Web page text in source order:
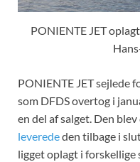
PONIENTE JET
PONIENTE JET sejlede
som DFDS overtog i
en del af salget. Den
leverededen tilbage i
ligget oplagt i forskellige